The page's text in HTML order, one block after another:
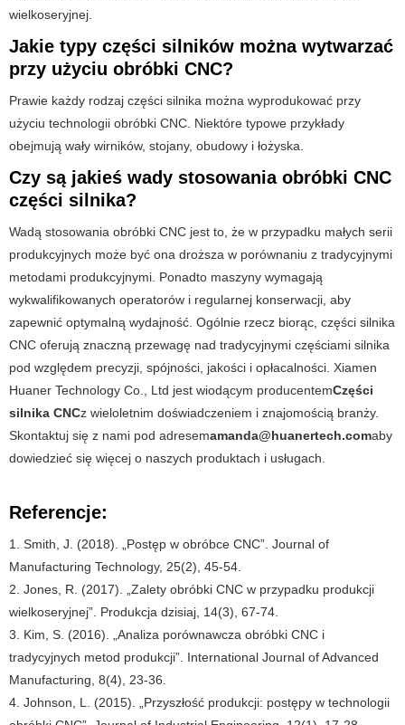
wielkoseryjnej.
Jakie typy części silników można wytwarzać
przy użyciu obróbki CNC?
Prawie każdy rodzaj części silnika można wyprodukować przy
użyciu technologii obróbki CNC. Niektóre typowe przykłady
obejmują wały wirników, stojany, obudowy i łożyska.
Czy są jakieś wady stosowania obróbki CNC
części silnika?
Wadą stosowania obróbki CNC jest to, że w przypadku małych serii
produkcyjnych może być ona droższa w porównaniu z tradycyjnymi
metodami produkcyjnymi. Ponadto maszyny wymagają
wykwalifikowanych operatorów i regularnej konserwacji, aby
zapewnić optymalną wydajność. Ogólnie rzecz biorąc, części silnika
CNC oferują znaczną przewagę nad tradycyjnymi częściami silnika
pod względem precyzji, spójności, jakości i opłacalności. Xiamen
Huaner Technology Co., Ltd jest wiodącym producentemCzęści
silnika CNCz wieloletnim doświadczeniem i znajomością branży.
Skontaktuj się z nami pod adresemamanda@huanertech.comaby
dowiedzieć się więcej o naszych produktach i usługach.
Referencje:
1. Smith, J. (2018). „Postęp w obróbce CNC”. Journal of
Manufacturing Technology, 25(2), 45-54.
2. Jones, R. (2017). „Zalety obróbki CNC w przypadku produkcji
wielkoseryjnej”. Produkcja dzisiaj, 14(3), 67-74.
3. Kim, S. (2016). „Analiza porównawcza obróbki CNC i
tradycyjnych metod produkcji”. International Journal of Advanced
Manufacturing, 8(4), 23-36.
4. Johnson, L. (2015). „Przyszłość produkcji: postępy w technologii